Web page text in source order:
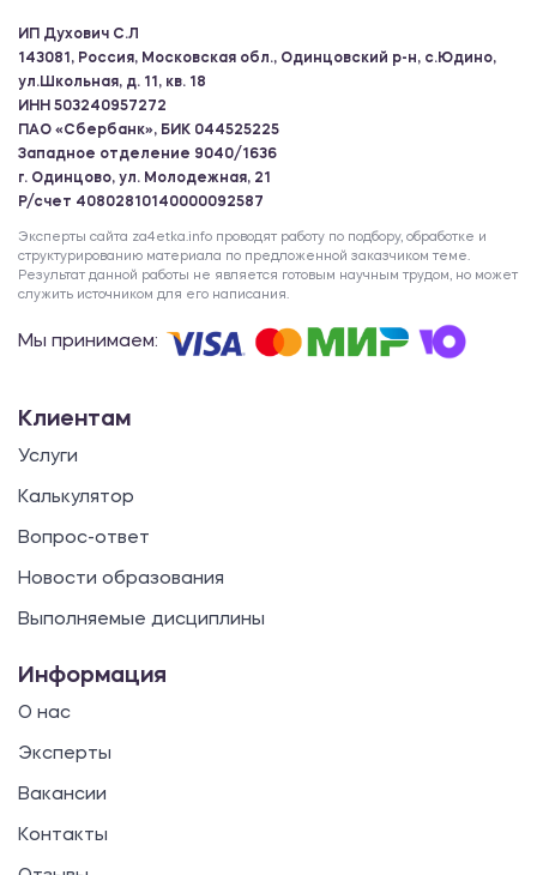
ИП Духович С.Л
143081, Россия, Московская обл., Одинцовский р-н, с.Юдино,
ул.Школьная, д. 11, кв. 18
ИНН 503240957272
ПАО «Сбербанк», БИК 044525225
Западное отделение 9040/1636
г. Одинцово, ул. Молодежная, 21
Р/счет 40802810140000092587
Эксперты сайта za4etka.info проводят работу по подбору, обработке и
структурированию материала по предложенной заказчиком теме.
Результат данной работы не является готовым научным трудом, но может
служить источником для его написания.
Мы принимаем:
Клиентам
Услуги
Калькулятор
Вопрос-ответ
Новости образования
Выполняемые дисциплины
Информация
О нас
Эксперты
Вакансии
Контакты